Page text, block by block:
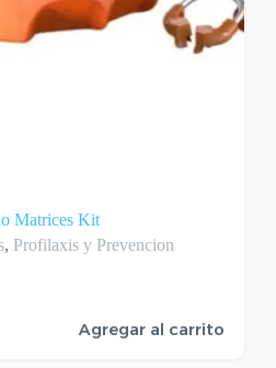
Matrices Kit
, Profilaxis y Prevencion
Agregar al carrito